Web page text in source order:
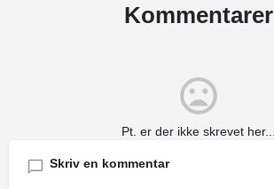
Kommentarer
Pt. er der ikke skrevet her...
Skriv en kommentar